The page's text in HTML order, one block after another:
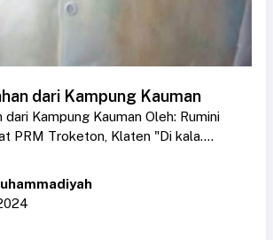
dari Kampung Kauman
dari Kampung Kauman Oleh: Rumini
PRM Troketon, Klaten "Di kala....